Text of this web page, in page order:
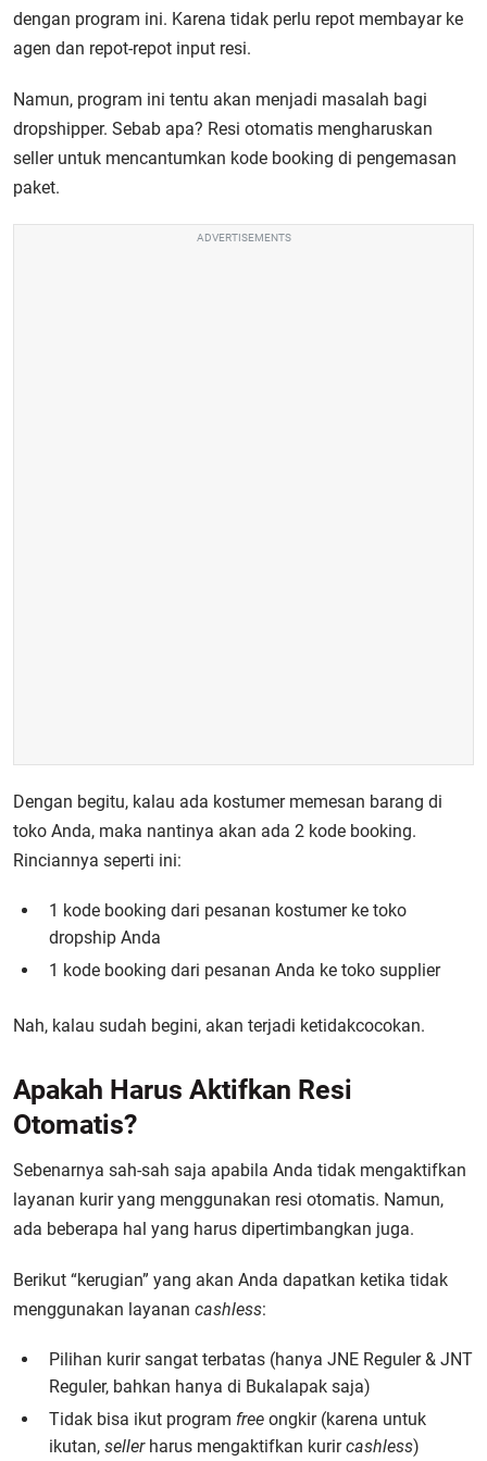
dengan program ini. Karena tidak perlu repot membayar ke
agen dan repot-repot input resi.
Namun, program ini tentu akan menjadi masalah bagi
dropshipper. Sebab apa? Resi otomatis mengharuskan
seller untuk mencantumkan kode booking di pengemasan
paket.
ADVERTISEMENTS
Dengan begitu, kalau ada kostumer memesan barang di
toko Anda, maka nantinya akan ada 2 kode booking.
Rinciannya seperti ini:
1 kode booking dari pesanan kostumer ke toko
dropship Anda
1 kode booking dari pesanan Anda ke toko supplier
Nah, kalau sudah begini, akan terjadi ketidakcocokan.
Apakah Harus Aktifkan Resi
Otomatis?
Sebenarnya sah-sah saja apabila Anda tidak mengaktifkan
layanan kurir yang menggunakan resi otomatis. Namun,
ada beberapa hal yang harus dipertimbangkan juga.
Berikut “kerugian” yang akan Anda dapatkan ketika tidak
menggunakan layanan cashless:
Pilihan kurir sangat terbatas (hanya JNE Reguler & JNT
Reguler, bahkan hanya di Bukalapak saja)
Tidak bisa ikut program free ongkir (karena untuk
ikutan, sellerharus mengaktifkan kurircashless)